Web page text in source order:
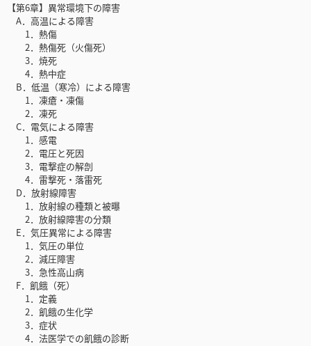
【第6章】異常環境下の障害
A．高温による障害
1．熱傷
2．熱傷死（火傷死）
3．焼死
4．熱中症
B．低温（寒冷）による障害
1．凍瘡・凍傷
2．凍死
C．電気による障害
1．感電
2．電圧と死因
3．電撃症の解剖
4．雷撃死・落雷死
D．放射線障害
1．放射線の種類と被曝
2．放射線障害の分類
E．気圧異常による障害
1．気圧の単位
2．減圧障害
3．急性高山病
F．飢餓（死）
1．定義
2．飢餓の生化学
3．症状
4．法医学での飢餓の診断